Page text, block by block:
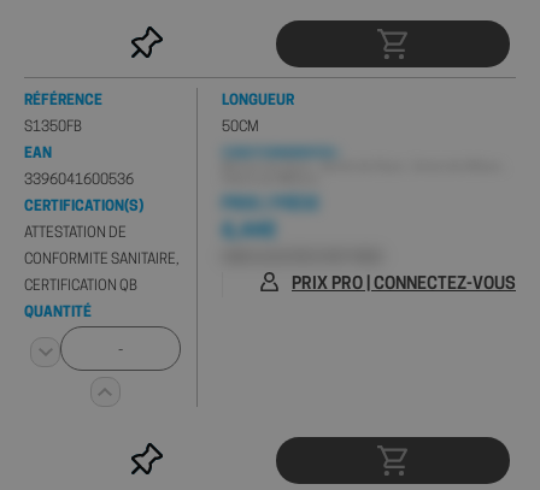
RÉFÉRENCE
S1350FB
EAN
3396041600536
CERTIFICATION(S)
ATTESTATION DE
CONFORMITE SANITAIRE,
CERTIFICATION QB
QUANTITÉ
LONGUEUR
50CM
PRIX / PIÈCE
PRIX PRO | CONNECTEZ-VOUS